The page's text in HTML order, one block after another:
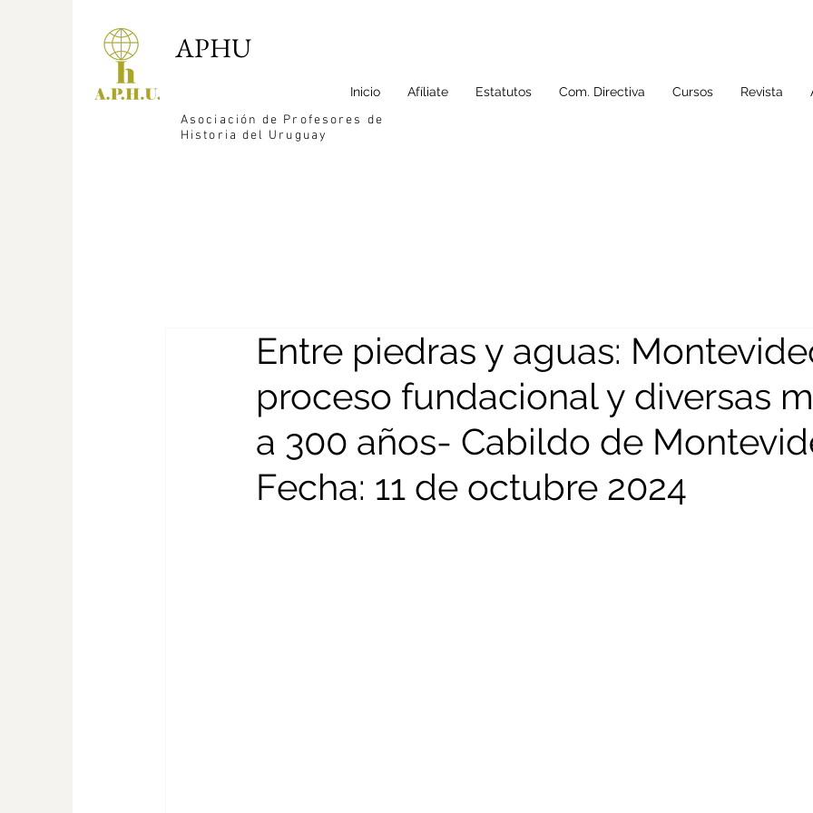
APHU
Asociación de Profesores de
Historia del Uruguay
Inicio Afíliate Estatutos Com. Directiva Cursos Revista
Entre piedras y aguas:
proceso fundacional y diversas
a 300 años- Cabildo de
Fecha: 11 de octubre 2024